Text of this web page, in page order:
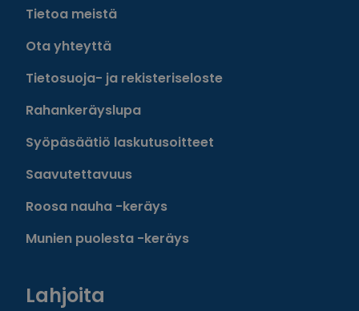
Tietoa meistä
Ota yhteyttä
Tietosuoja- ja rekisteriseloste
Rahankeräyslupa
Syöpäsäätiö laskutusoitteet
Saavutettavuus
Roosa nauha -keräys
Munien puolesta -keräys
Lahjoita